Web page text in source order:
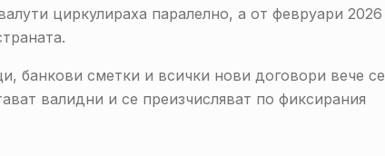
циркулираха паралелно, а от февруари 2026
банкови сметки и всички нови договори вече се
валидни и се преизчисляват по фиксирания